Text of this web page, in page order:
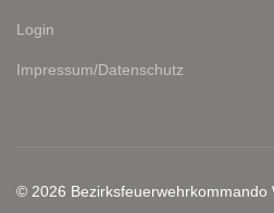
Login
Impressum/Datenschutz
© 2026 Bezirksfeuerwehrkommando